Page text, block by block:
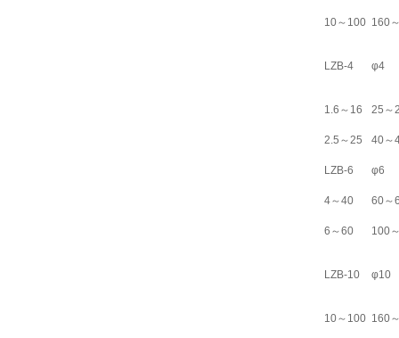
10～100 160
LZB-4 φ4
1.6～16 25～
2.5～25 40～
LZB-6 φ6
4～40 60～
6～60 100
LZB-10 φ10
10～100 160